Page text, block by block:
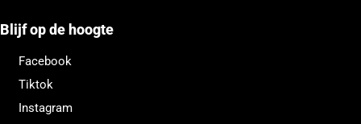
Blijf op de hoogte
Facebook
Tiktok
Instagram